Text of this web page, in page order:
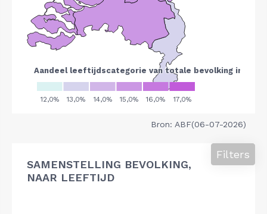
Bron: ABF(06-07-2026)
SAMENSTELLING BEVOLKING,
NAAR LEEFTIJD
Filters